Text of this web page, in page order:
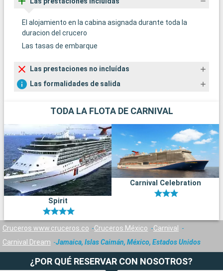
El alojamiento en la cabina asignada durante toda la
duracion del crucero
Las tasas de embarque
Las prestaciones no incluídas
Las formalidades de salida
TODA LA FLOTA DE CARNIVAL
Spirit
Carnival Celebration
Cruceros www.cruceros.co Cruceros México
Carnival
Carnival Dream
Jamaica, Islas Caimán, México, Estados Unidos
¿POR QUÉ RESERVAR CON NOSOTROS?